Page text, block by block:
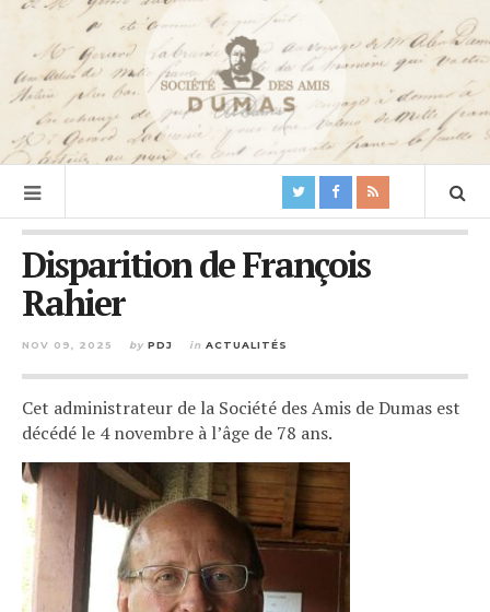
Disparition de François
Rahier
NOV 09, 2025 by PDJ in ACTUALITÉS
Cet administrateur de la Société des Amis de Dumas est
décédé le 4 novembre à l’âge de 78 ans.